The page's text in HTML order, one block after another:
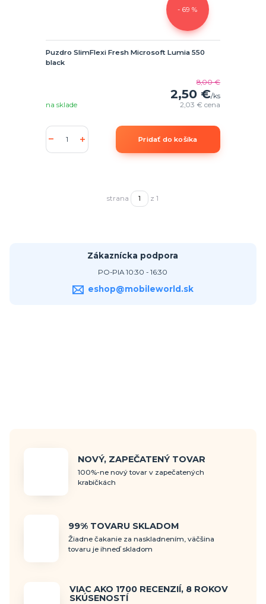
- 69 %
Puzdro SlimFlexi Fresh Microsoft Lumia 550
black
8,00 €
2,50 €/ks
2,03 €cena
na sklade
Pridať do košíka
strana z 1
Zákaznícka podpora
PO-PIA 10:30 - 16:30
eshop@mobileworld.sk
NOVÝ, ZAPEČATENÝ TOVAR
100%-ne nový tovar v zapečatených
krabičkách
99% TOVARU SKLADOM
Žiadne čakanie za naskladnením, väčšina
tovaru je ihneď skladom
VIAC AKO 1700 RECENZIÍ, 8 ROKOV
SKÚSENOSTÍ